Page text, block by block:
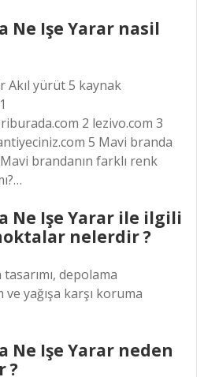
Ne Işe Yarar nasil
Akıl yürüt 5 kaynak
2 lezivo.com 3
5 Mavi branda
brandanın farklı renk
Ne Işe Yarar ile ilgili
nelerdir ?
depolama
yağışa karşı koruma
Ne Işe Yarar neden
?